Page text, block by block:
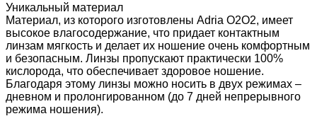
Уникальный материал
Материал, из которого изготовлены Adria O2O2, имеет
высокое влагосодержание, что придает контактным
линзам мягкость и делает их ношение очень комфортным
и безопасным. Линзы пропускают практически 100%
кислорода, что обеспечивает здоровое ношение.
Благодаря этому линзы можно носить в двух режимах –
дневном и пролонгированном (до 7 дней непрерывного
режима ношения).